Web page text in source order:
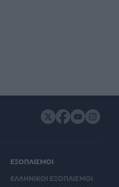
ΕΞΟΠΛΙΣΜΟΙ
ΕΛΛΗΝΙΚΟΙ ΕΞΟΠΛΙΣΜΟΙ